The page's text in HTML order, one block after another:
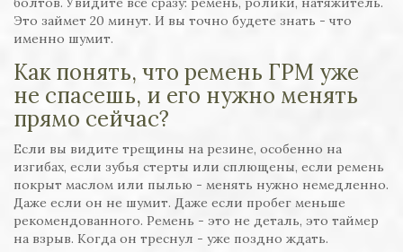
Это займет 20 минут. И вы точно будете знать - что
именно шумит.
Как понять, что ремень ГРМ уже
не спасешь, и его нужно менять
прямо сейчас?
Если вы видите трещины на резине, особенно на
изгибах, если зубья стерты или сплющены, если ремень
покрыт маслом или пылью - менять нужно немедленно.
Даже если он не шумит. Даже если пробег меньше
рекомендованного. Ремень - это не деталь, это таймер
на взрыв. Когда он треснул - уже поздно ждать.